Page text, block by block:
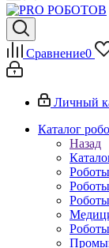
Сравнение0
Личный
Каталог
Назад